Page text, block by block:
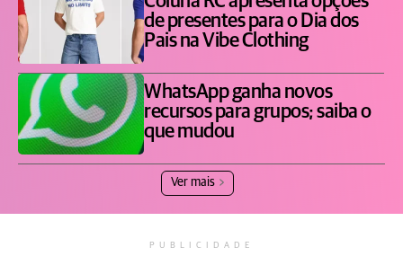
de presentes para o Dia dos
Pais na Vibe Clothing
WhatsApp ganha novos
recursos para grupos; saiba o
que mudou
Ver mais
PUBLICIDADE